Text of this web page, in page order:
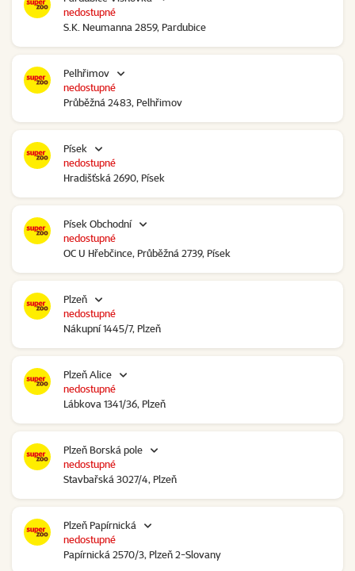
S.K. Neumanna 2859, Pardubice
nedostupné
Pelhřimov
Průběžná 2483, Pelhřimov
nedostupné
Písek
Hradišťská 2690, Písek
nedostupné
Písek Obchodní
OC U Hřebčince, Průběžná 2739, Písek
nedostupné
Plzeň
Nákupní 1445/7, Plzeň
nedostupné
Plzeň Alice
Lábkova 1341/36, Plzeň
nedostupné
Plzeň Borská pole
Stavbařská 3027/4, Plzeň
nedostupné
Plzeň Papírnická
Papírnická 2570/3, Plzeň 2-Slovany
nedostupné